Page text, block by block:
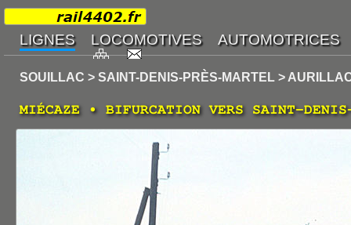
SOUILLAC > SAINT-DENIS-PRÈS-MARTEL >
MIÉCAZE • BIFURCATION VERS SAINT-